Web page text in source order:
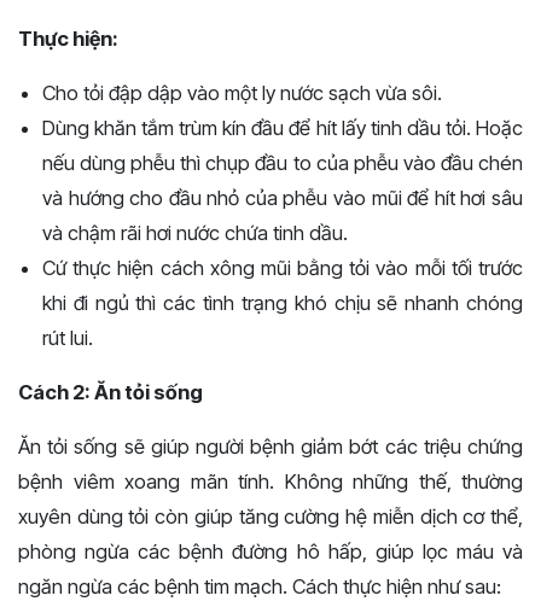
Thực hiện:
Cho tỏi đập dập vào một ly nước sạch vừa sôi.
Dùng khăn tắm trùm kín đầu để hít lấy tinh dầu tỏi. Hoặc
nếu dùng phễu thì chụp đầu to của phễu vào đầu chén
và hướng cho đầu nhỏ của phễu vào mũi để hít hơi sâu
và chậm rãi hơi nước chứa tinh dầu.
Cứ thực hiện cách xông mũi bằng tỏi vào mỗi tối trước
khi đi ngủ thì các tình trạng khó chịu sẽ nhanh chóng
rút lui.
Cách 2: Ăn tỏi sống
Ăn tỏi sống sẽ giúp người bệnh giảm bớt các triệu chứng
bệnh viêm xoang mãn tính. Không những thế, thường
xuyên dùng tỏi còn giúp tăng cường hệ miễn dịch cơ thể,
phòng ngừa các bệnh đường hô hấp, giúp lọc máu và
ngăn ngừa các bệnh tim mạch. Cách thực hiện như sau: